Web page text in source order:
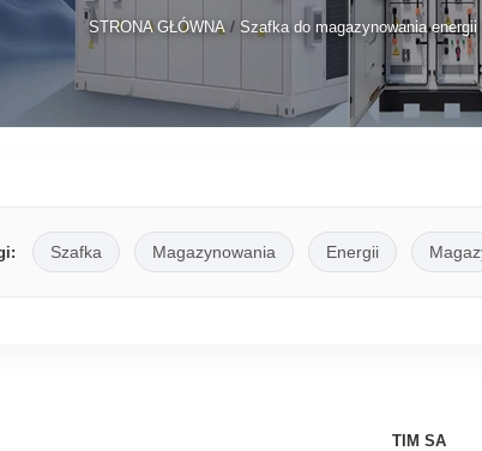
STRONA GŁÓWNA/ Szafka do magazynowania
Szafka Magazynowania Energii
TIM SA